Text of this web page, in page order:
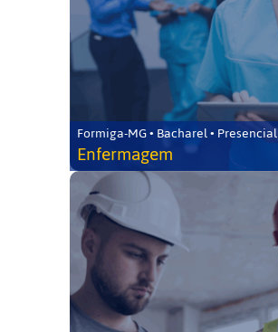
Formiga-MG • Bacharel • Presencial
Enfermagem